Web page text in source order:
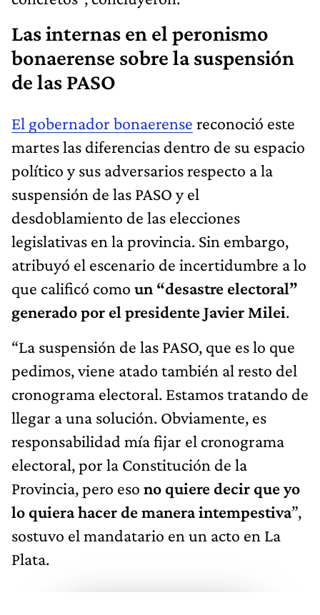
Las internas en el peronismo
bonaerense sobre la suspensión
de las PASO
El gobernador bonaerense reconoció este
martes las diferencias dentro de su espacio
político y sus adversarios respecto a la
suspensión de las PASO y el
desdoblamiento de las elecciones
legislativas en la provincia. Sin embargo,
atribuyó el escenario de incertidumbre a lo
que calificó como un “desastre electoral”
generado por el presidente Javier Milei.
“La suspensión de las PASO, que es lo que
pedimos, viene atado también al resto del
cronograma electoral. Estamos tratando de
llegar a una solución. Obviamente, es
responsabilidad mía fijar el cronograma
electoral, por la Constitución de la
Provincia, pero eso no quiere decir que yo
lo quiera hacer de manera intempestiva”,
sostuvo el mandatario en un acto en La
Plata.